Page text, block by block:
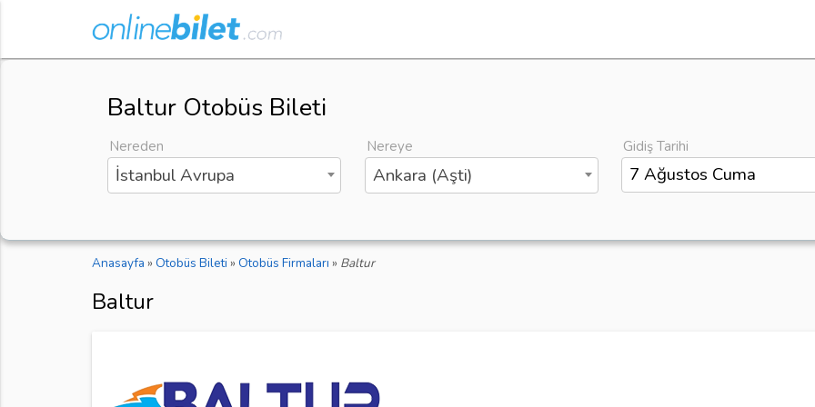
Baltur Otobüs Bileti
Nereden
İstanbul Avrupa
Nereye
Ankara (Aşti)
Gidiş Tarihi
Anasayfa » Otobüs Bileti » Otobüs Firmaları » Baltur
Baltur